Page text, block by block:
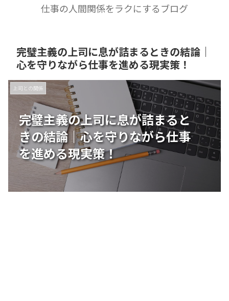
仕事の人間関係をラクにするブログ
完璧主義の上司に息が詰まるときの結論｜
心を守りながら仕事を進める現実策！
完璧主義の上司に息が詰まると
きの結論｜心を守りながら仕事
を進める現実策！
上司との関係